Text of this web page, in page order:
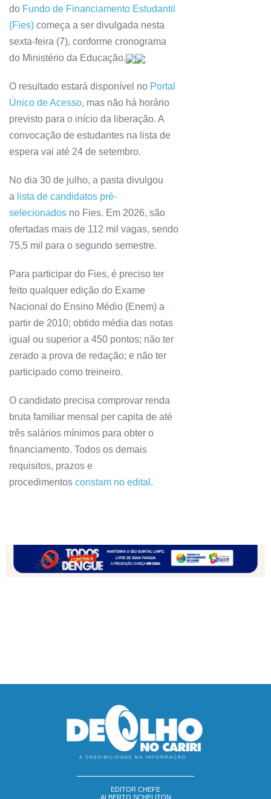
do Fundo de Financiamento Estudantil
(Fies) começa a ser divulgada nesta
sexta-feira (7), conforme cronograma
do Ministério da Educação.
O resultado estará disponível no Portal
Único de Acesso, mas não há horário
previsto para o início da liberação. A
convocação de estudantes na lista de
espera vai até 24 de setembro.
No dia 30 de julho, a pasta divulgou
a lista de candidatos pré-
selecionados no Fies. Em 2026, são
ofertadas mais de 112 mil vagas, sendo
75,5 mil para o segundo semestre.
Para participar do Fies, é preciso ter
feito qualquer edição do Exame
Nacional do Ensino Médio (Enem) a
partir de 2010; obtido média das notas
igual ou superior a 450 pontos; não ter
zerado a prova de redação; e não ter
participado como treineiro.
O candidato precisa comprovar renda
bruta familiar mensal per capita de até
três salários mínimos para obter o
financiamento. Todos os demais
requisitos, prazos e
procedimentos constam no edital .
EDITOR CHEFE
ALBERTO SCHELITON